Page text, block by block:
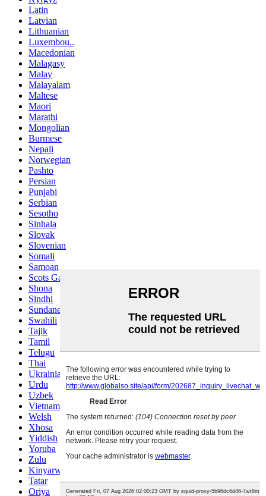
Latin
Latvian
Lithuanian
Luxembou..
Macedonian
Malagasy
Malay
Malayalam
Maltese
Maori
Marathi
Mongolian
Burmese
Nepali
Norwegian
Pashto
Persian
Punjabi
Serbian
Sesotho
Sinhala
Slovak
Slovenian
Somali
Samoan
Scots Gaelic
Shona
Sindhi
Sundanese
Swahili
Tajik
Tamil
Telugu
Thai
Ukrainian
Urdu
Uzbek
Vietnamese
Welsh
Xhosa
Yiddish
Yoruba
Zulu
Kinyarwanda
Tatar
Oriya